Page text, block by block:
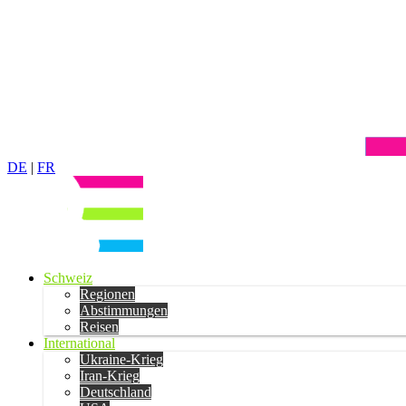
DE | FR
Schweiz
Regionen
Abstimmungen
Reisen
International
Ukraine-Krieg
Iran-Krieg
Deutschland